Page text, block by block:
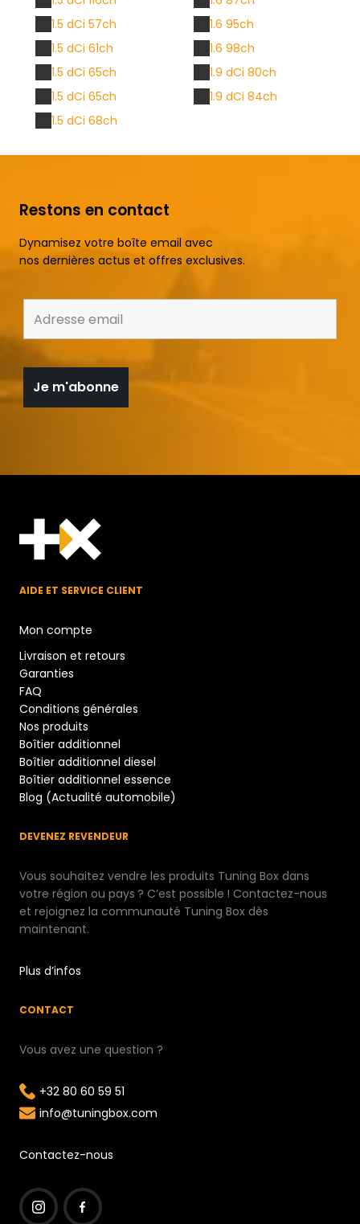
1.5 dCi 57ch
1.5 dCi 61ch
1.5 dCi 65ch
1.5 dCi 65ch
1.5 dCi 68ch
1.6 95ch
1.6 98ch
1.9 dCi 80ch
1.9 dCi 84ch
Restons en contact
Dynamisez votre boîte email avec
nos dernières actus et offres exclusives.
AIDE ET SERVICE CLIENT
Mon compte
Livraison et retours
Garanties
FAQ
Conditions générales
Nos produits
Boîtier additionnel
Boîtier additionnel diesel
Boîtier additionnel essence
Blog (Actualité automobile)
DEVENEZ REVENDEUR
Vous souhaitez vendre les produits Tuning Box dans
votre région ou pays ? C’est possible ! Contactez-nous
et rejoignez la communauté Tuning Box dès
maintenant.
Plus d’infos
CONTACT
Vous avez une question ?
+32 80 60 59 51
info@tuningbox.com
Contactez-nous